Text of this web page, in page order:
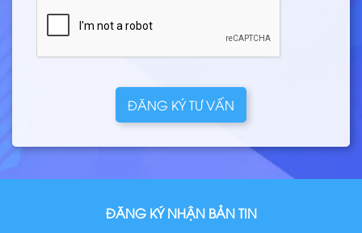
ĐĂNG KÝ TƯ VẤN
ĐĂNG KÝ NHẬN BẢN TIN